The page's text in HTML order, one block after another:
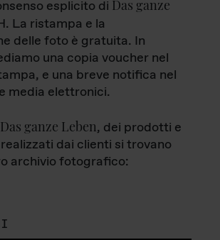
esplicito di Das ganze
La ristampa e la
delle foto è gratuita. In
una copia voucher nel
e una breve notifica nel
media elettronici.
Das ganze Leben, dei prodotti e
dai clienti si trovano
archivio fotografico: